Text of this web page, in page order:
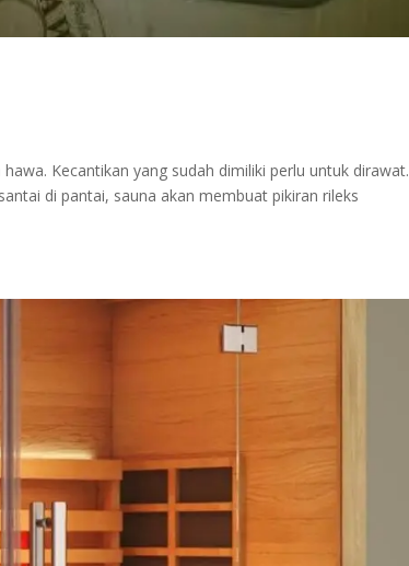
Kecantikan yang sudah dimiliki perlu untuk dirawat.
di pantai, sauna akan membuat pikiran rileks